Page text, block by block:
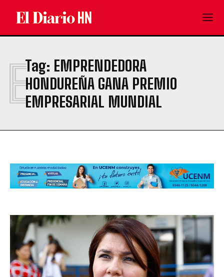
Tag: EMPRENDEDORA
HONDUREÑA GANA PREMIO
EMPRESARIAL MUNDIAL
E